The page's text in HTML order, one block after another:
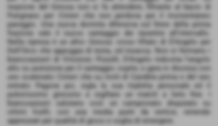
reazione del Ginosa non si fa attendere, filtrante al bacio di
Putignano per Cinieri che non perdona per il momentaneo
pareggio. Una nuova dormita difensiva sul finire della prima
frazione vale il nuovo vantaggio dei tarantini all'intervallo.
Nella ripresa è un altro Ginosa: cross liftato di D'Angelo per
Dell'Orco che appoggia di testa, ed insacca. Non si fermano i
biancoazzurri di Vincenzo Pizzulli, D'Angelo indovina l'angolo
alto su punizione per il vantaggio ospite, e gara in discesa con
uno scatenato Cinieri che su inviti di Candela prima e del neo
entrato Pagone poi, sigla la sua tripletta personale ed il
pokerissimo ginosino a sigillare un match a lieto fine. I
biancoazzurri salutano così un campionato disputato su
ottimi livelli, con una media punti da vertice, venendo
apprezzati per qualità di gioco e voglia di emergere.